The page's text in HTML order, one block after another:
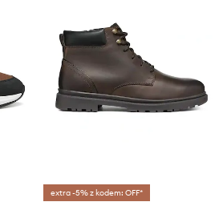
extra -5% z kodem: OFF*